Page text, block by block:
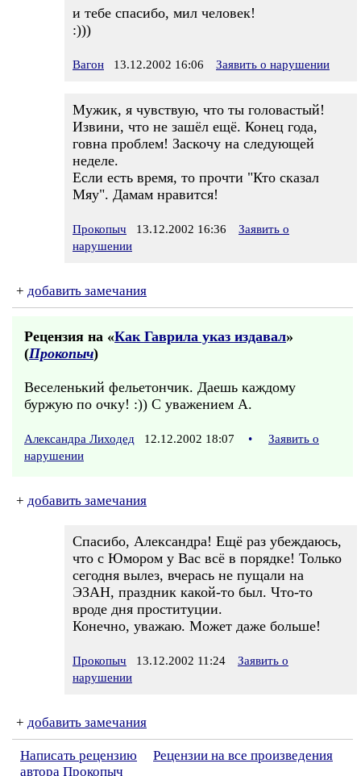
и тебе спасибо, мил человек!
:)))
Вагон 13.12.2002 16:06 Заявить о нарушении
Мужик, я чувствую, что ты головастый!
Извини, что не зашёл ещё. Конец года,
говна проблем! Заскочу на следующей
неделе.
Если есть время, то прочти "Кто сказал
Мяу". Дамам нравится!
Прокопыч 13.12.2002 16:36
Заявить о
нарушении
+ добавить замечания
Рецензия на «Как Гаврила указ издавал»
(Прокопыч)
Веселенький фельетончик. Даешь каждому
буржую по очку! :)) С уважением А.
Александра Лиходед 12.12.2002 18:07 •
Заявить о
нарушении
+ добавить замечания
Спасибо, Александра! Ещё раз убеждаюсь,
что с Юмором у Вас всё в порядке! Только
сегодня вылез, вчерась не пущали на
ЭЗАН, праздник какой-то был. Что-то
вроде дня проституции.
Конечно, уважаю. Может даже больше!
Прокопыч 13.12.2002 11:24
Заявить о
нарушении
+ добавить замечания
Написать рецензию
Рецензии на все произведения
автора Прокопыч